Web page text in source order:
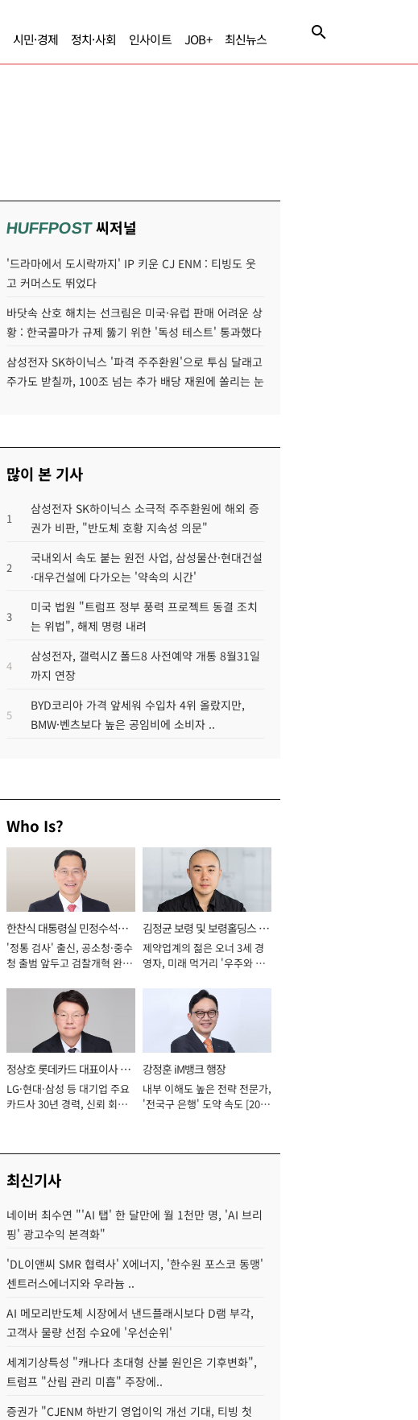
시민·경제 정치·사회 인사이트 JOB+ 최신뉴스
HUFFPOST씨저널
'드라마에서 도시락까지' IP 키운 CJ ENM : 티빙도 웃
고 커머스도 뛰었다
바닷속 산호 해치는 선크림은 미국·유럽 판매 어려운 상
황 : 한국콜마가 규제 뚫기 위한 '독성 테스트' 통과했다
삼성전자 SK하이닉스 '파격 주주환원'으로 투심 달래고
주가도 받칠까, 100조 넘는 추가 배당 재원에 쏠리는 눈
많이 본 기사
1
삼성전자 SK하이닉스 소극적 주주환원에 해외 증
권가 비판, "반도체 호황 지속성 의문"
2
국내외서 속도 붙는 원전 사업, 삼성물산·현대건설
·대우건설에 다가오는 '약속의 시간'
3
미국 법원 "트럼프 정부 풍력 프로젝트 동결 조치
는 위법", 해제 명령 내려
4
삼성전자, 갤럭시Z 폴드8 사전예약 개통 8월31일
까지 연장
5
BYD코리아 가격 앞세워 수입차 4위 올랐지만,
BMW·벤츠보다 높은 공임비에 소비자 ..
Who Is?
한찬식 대통령실 민정수석비
서관
'정통 검사' 출신, 공소청·중수
청 출범 앞두고 검찰개혁 완수
김정균 보령 및 보령홀딩스 대
표이사 사장
제약업계의 젊은 오너 3세 경
영자, 미래 먹거리 '우주와 헬
정상호 롯데카드 대표이사 사
장
LG·현대·삼성 등 대기업 주요
카드사 30년 경력, 신뢰 회복
강정훈 iM뱅크 행장
내부 이해도 높은 전략 전문가,
'전국구 은행' 도약 속도 [2026
최신기사
네이버 최수연 "'AI 탭' 한 달만에 월 1천만 명, 'AI 브리
핑' 광고수익 본격화"
'DL이앤씨 SMR 협력사' X에너지, '한수원 포스코 동맹'
센트러스에너지와 우라늄 ..
AI 메모리반도체 시장에서 낸드플래시보다 D램 부각,
고객사 물량 선점 수요에 '우선순위'
세계기상특성 "캐나다 초대형 산불 원인은 기후변화",
트럼프 "산림 관리 미흡" 주장에..
증권가 "CJENM 하반기 영업이익 개선 기대, 티빙 첫